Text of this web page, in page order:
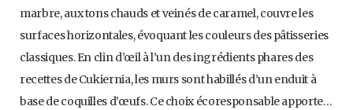
marbre, aux tons chauds et veinés de caramel, couvre les
surfaces horizontales, évoquant les couleurs des pâtisseries
classiques. En clin d’œil à l’un des ingrédients phares des
recettes de Cukiernia, les murs sont habillés d’un enduit à
base de coquilles d’œufs. Ce choix écoresponsable apporte…